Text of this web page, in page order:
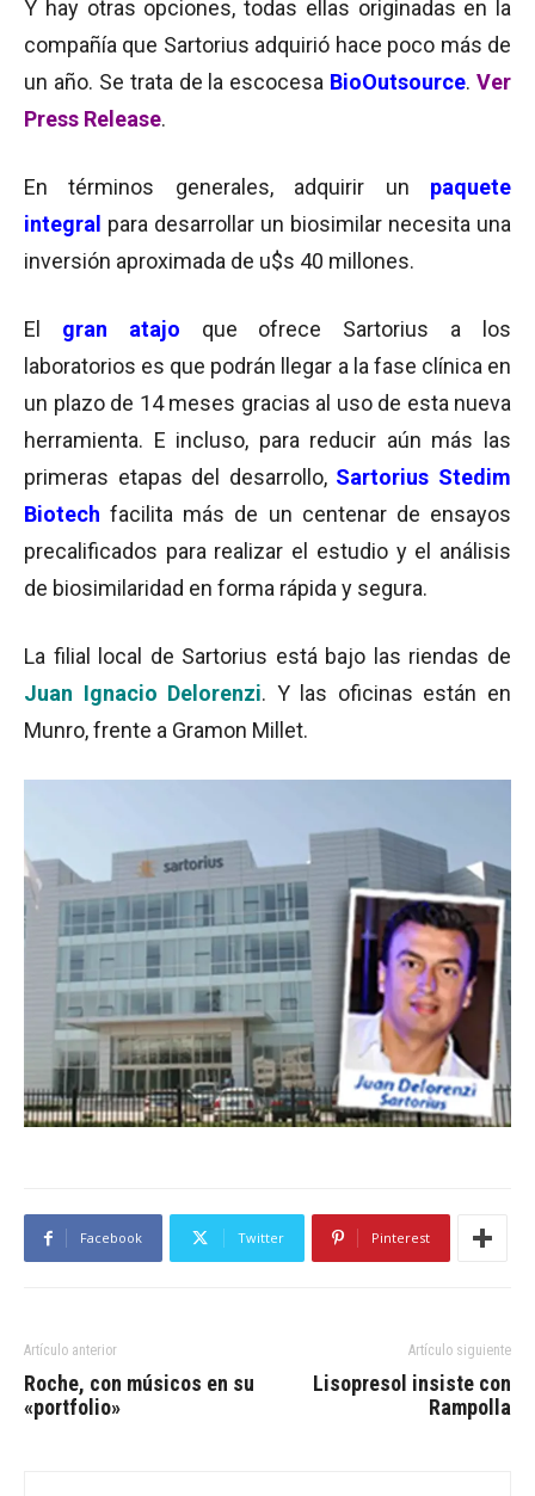
Y hay otras opciones, todas ellas originadas en la
compañía que Sartorius adquirió hace poco más de
un año. Se trata de la escocesa BioOutsource. Ver
Press Release.
En términos generales, adquirir un paquete
integral para desarrollar un biosimilar necesita una
inversión aproximada de u$s 40 millones.
El gran atajo
que ofrece Sartorius a los
laboratorios es que podrán llegar a la fase clínica en
un plazo de 14 meses gracias al uso de esta nueva
herramienta. E incluso, para reducir aún más las
primeras etapas del desarrollo, Sartorius Stedim
Biotech facilita más de un centenar de ensayos
precalificados para realizar el estudio y el análisis
de biosimilaridad en forma rápida y segura.
La filial local de Sartorius está bajo las riendas de
Juan Ignacio Delorenzi. Y las oficinas están en
Munro, frente a Gramon Millet.
Facebook Twitter Pinterest
Artículo anterior
Roche, con músicos en su
«portfolio»
Artículo siguiente
Lisopresol insiste con
Rampolla